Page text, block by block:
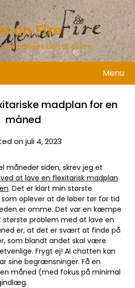
on Fire
få penge uden at savne
Menu
madplan for en
måned
on juli 4, 2023
måneder siden, skrev jeg et
at lave en flexitarisk madplan
. Det er klart min største
oplever at de løber tør for tid
er omme. Det var en kæmpe
største problem med at lave en
er, at det er svært at finde på
som blandt andet skal være
Frygt ej! AI chatten kan
sine begrænsninger. Få en
måned (med fokus på minimal